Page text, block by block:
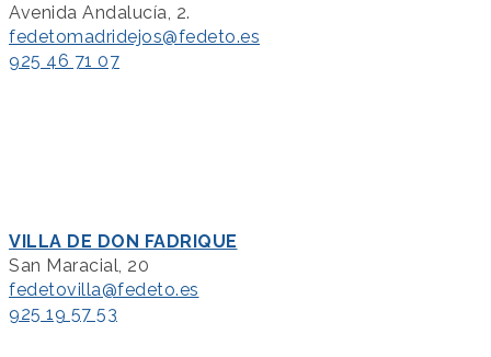
Avenida Andalucía, 2.
fedetomadridejos@fedeto.es
925 46 71 07
VILLA DE DON FADRIQUE
San Maracial, 20
fedetovilla@fedeto.es
925 19 57 53